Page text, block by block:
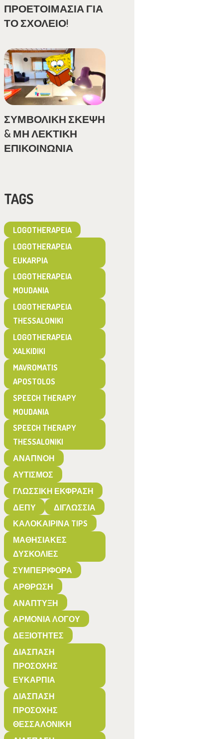
ΠΡΟΕΤΟΙΜΑΣΙΑ ΓΙΑ
ΤΟ ΣΧΟΛΕΙΟ!
ΣΥΜΒΟΛΙΚΗ ΣΚΕΨΗ
& ΜΗ ΛΕΚΤΙΚΗ
ΕΠΙΚΟΙΝΩΝΙΑ
TAGS
LOGOTHERAPEIA
LOGOTHERAPEIA
EUKARPIA
LOGOTHERAPEIA
MOUDANIA
LOGOTHERAPEIA
THESSALONIKI
LOGOTHERAPEIA
XALKIDIKI
MAVROMATIS
APOSTOLOS
SPEECH THERAPY
MOUDANIA
SPEECH THERAPY
THESSALONIKI
ΑΝΑΠΝΟΉ
ΑΥΤΙΣΜΌΣ
ΓΛΩΣΣΙΚΉ ΈΚΦΡΑΣΗ
ΔΕΠΥ
ΔΙΓΛΩΣΣΊΑ
ΚΑΛΟΚΑΙΡΙΝΆ TIPS
ΜΑΘΗΣΙΑΚΈΣ
ΔΥΣΚΟΛΊΕΣ
ΣΥΜΠΕΡΙΦΟΡΆ
ΆΡΘΡΩΣΗ
ΑΝΆΠΤΥΞΗ
ΑΡΜΟΝΊΑ ΛΌΓΟΥ
ΔΕΞΙΌΤΗΤΕΣ
ΔΙΆΣΠΑΣΗ
ΠΡΟΣΟΧΉΣ
ΕΥΚΑΡΠΊΑ
ΔΙΆΣΠΑΣΗ
ΠΡΟΣΟΧΉΣ
ΘΕΣΣΑΛΟΝΊΚΗ